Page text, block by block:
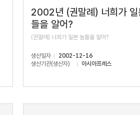
2002년 (권말례) 너희가 일
들을 알어?
(권말례) 너희가 일본 놈들을 알어?
생산일자
2002-12-16
생산기관(생산자)
아시아프레스